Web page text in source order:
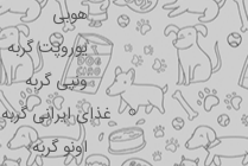
هوبی
یوروپت گربه
ونپی گربه
غذای ایرانی گربه
اونو گربه